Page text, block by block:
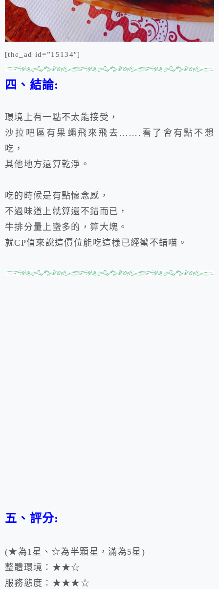
[the_ad id=”15134″]
四、結論:
環境上有一點不太能接受，
沙拉吧區有果蠅飛來飛去…….看了會有點不想
吃，
其他地方還算乾淨。
吃的時候是有點懷念感，
不過味道上就算還不錯而已，
牛排分量上蠻多的，算大塊。
就CP值來說這價位能吃這樣已經蠻不錯喵。
五、評分:
(★為1星、☆為半顆星，滿為5星)
整體環境： ★★☆
服務態度： ★★★ ☆